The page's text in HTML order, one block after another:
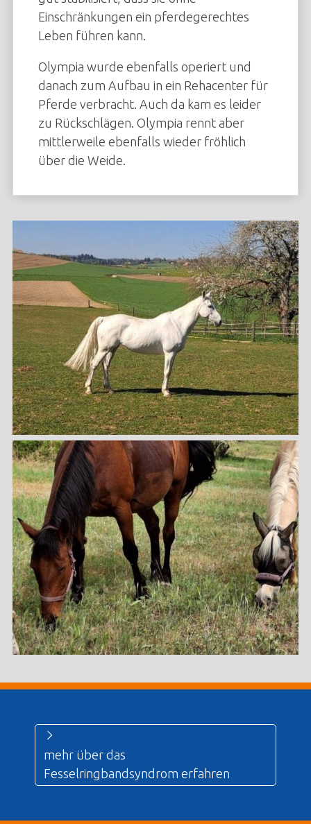
Einschränkungen ein pferdegerechtes
Leben führen kann.
Olympia wurde ebenfalls operiert und
danach zum Aufbau in ein Rehacenter für
Pferde verbracht. Auch da kam es leider
zu Rückschlägen. Olympia rennt aber
mittlerweile ebenfalls wieder fröhlich
über die Weide.
mehr über das
Fesselringbandsyndrom erfahren